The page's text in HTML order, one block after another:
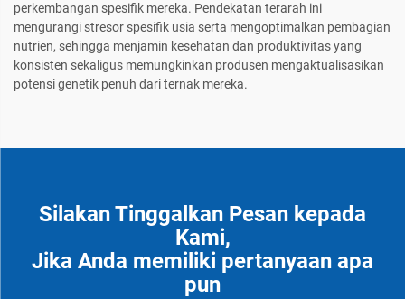
perkembangan spesifik mereka. Pendekatan terarah ini
mengurangi stresor spesifik usia serta mengoptimalkan pembagian
nutrien, sehingga menjamin kesehatan dan produktivitas yang
konsisten sekaligus memungkinkan produsen mengaktualisasikan
potensi genetik penuh dari ternak mereka.
Silakan Tinggalkan Pesan kepada
Kami,
Jika Anda memiliki pertanyaan apa
pun